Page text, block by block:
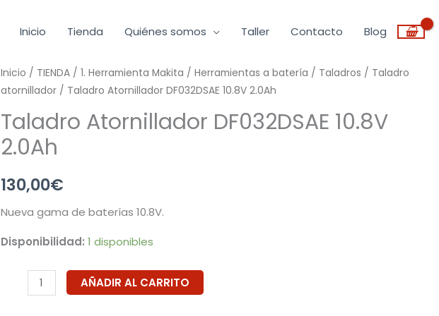
Inicio Tienda Quiénes somos Taller Contacto Blog
Inicio / TIENDA /1. Herramienta Makita /Herramientas a batería / Taladros / Taladro
atornillador / Taladro Atornillador DF032DSAE 10.8V 2.0Ah
Taladro Atornillador DF032DSAE 10.8V
2.0Ah
130,00€
Nueva gama de baterías 10.8V.
Disponibilidad: 1 disponibles
Taladro
Atornillador
DF032DSAE
10.8V
2.0Ah
AÑADIR AL CARRITO